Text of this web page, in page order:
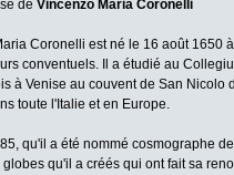
de Vincenzo Maria Coronelli
Coronelli est né le 16 août 1650
conventuels. Il a étudié au
à Venise au couvent de San Nicolo
toute l'Italie et en Europe.
qu'il a été nommé cosmographe
globes qu'il a créés qui ont fait sa